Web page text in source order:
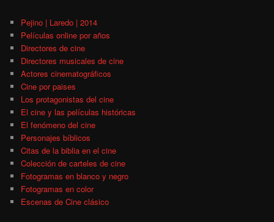
Pejino | Laredo | 2014
Películas online por años
Directores de cine
Directores musicales de cine
Actores cinematográficos
Cine por paises
Los protagonistas del cine
El cine y las películas históricas
El fenómeno del cine
Personajes bíblicos
Citas de la biblia en el cine
Colección de carteles de cine
Fotogramas en blanco y negro
Fotogramas en color
Escenas de Cine clásico